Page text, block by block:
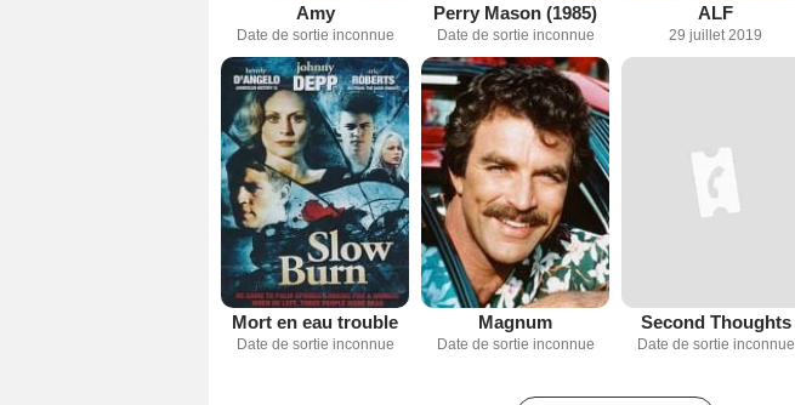
Amy
Date de sortie inconnue
Perry Mason (1985)
Date de sortie inconnue
ALF
29 juillet 2019
Mort en eau trouble
Date de sortie inconnue
Magnum
Date de sortie inconnue
Second Thoughts
Date de sortie inconnue